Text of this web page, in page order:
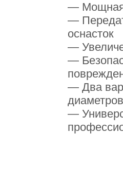
— Мощная
—
оснасток
—
—
— Два
—